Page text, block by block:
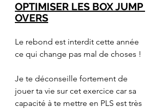
OPTIMISER LES BOX JUMP
OVERS
Le rebond est interdit cette année
ce qui change pas mal de choses !
Je te déconseille fortement de
jouer ta vie sur cet exercice car sa
capacité à te mettre en PLS est très